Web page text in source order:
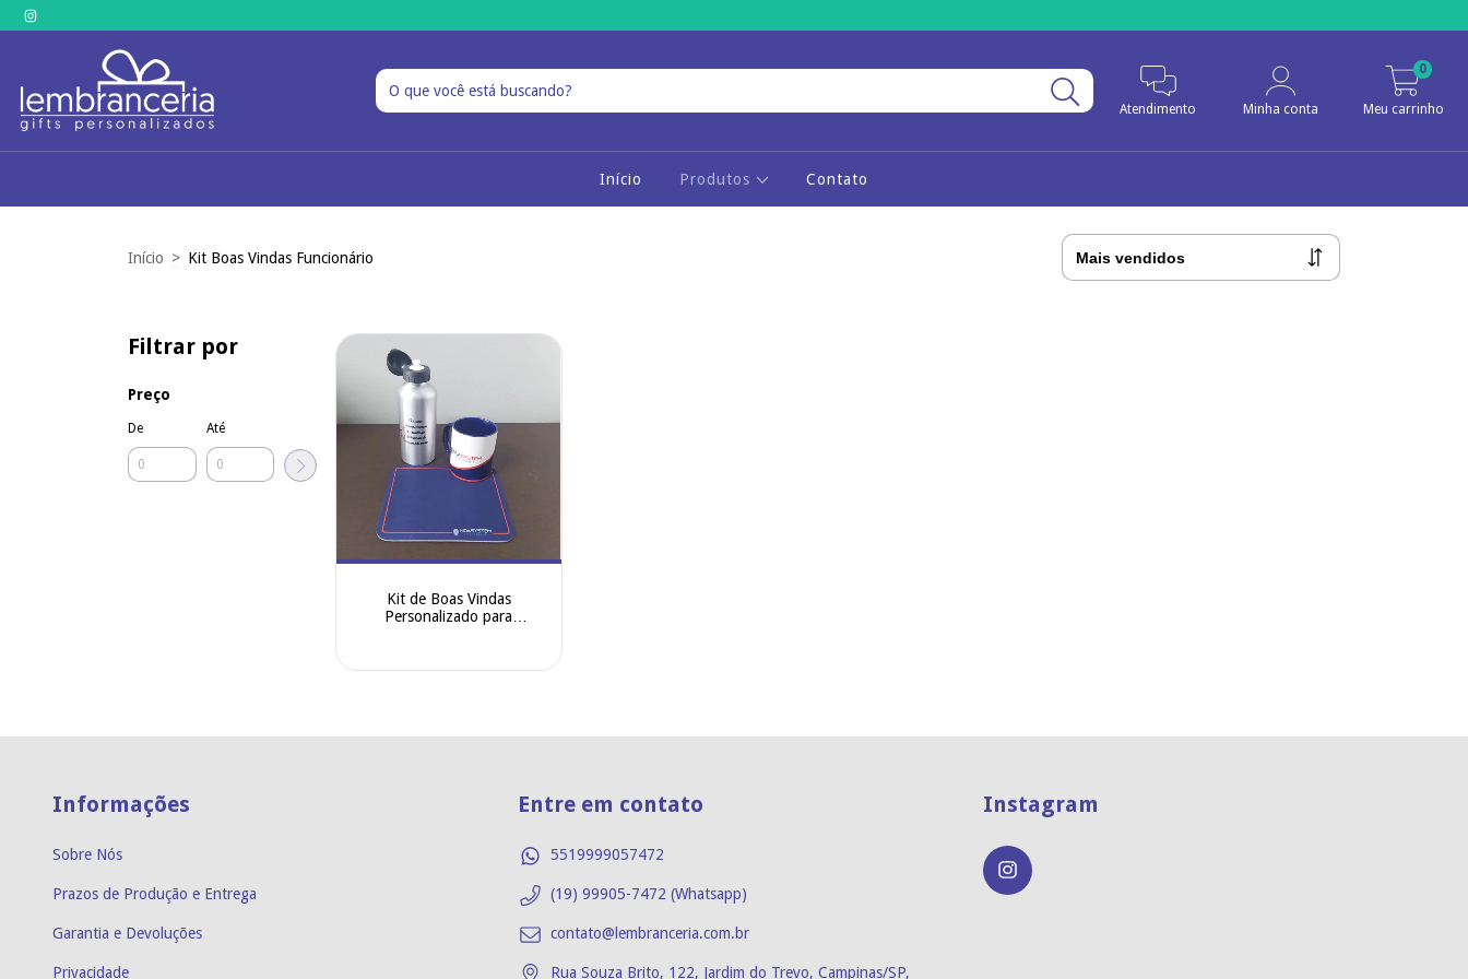
Atendimento Minha conta Meu carrinho
0
Início Produtos Contato
Início > Kit Boas Vindas Funcionário
Filtrar por
Preço
De Até
Kit de Boas Vindas
Personalizado para
Informações
Sobre Nós
Prazos de Produção e Entrega
Garantia e Devoluções
Privacidade
Entre em contato
5519999057472
(19) 99905-7472 (Whatsapp)
contato@lembranceria.com.br
Rua Souza Brito, 122, Jardim do Trevo, Campinas/SP,
Instagram